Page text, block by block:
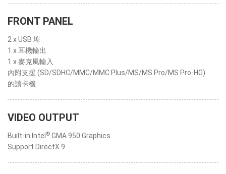
FRONT PANEL
2 x USB 埠
1 x 耳機輸出
1 x 麥克風輸入
內附支援 (SD/SDHC/MMC/MMC Plus/MS/MS Pro/MS Pro-HG)
的讀卡機
VIDEO OUTPUT
Built-in Intel ® GMA 950 Graphics
Support DirectX 9